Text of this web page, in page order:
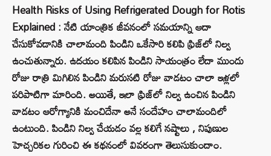
Health Risks of Using Refrigerated Dough for Rotis
Explained : నేటి యాంత్రిక జీవనంలో సమయాన్ని ఆదా
చేసుకోవడానికి చాలామంది పిండిని ఒకేసారి కలిపి ఫ్రిజ్‌లో నిల్వ
ఉంచుతున్నారు. ఉదయం కలిపిన పిండిని సాయంత్రం లేదా ముందు
రోజు రాత్రి మిగిలిన పిండిని మరుసటి రోజు వాడటం చాలా ఇళ్లలో
పరిపాటిగా మారింది. అయితే, ఇలా ఫ్రిజ్‌లో నిల్వ ఉంచిన పిండిని
వాడటం ఆరోగ్యానికి మంచిదేనా అనే సందేహం చాలామందిలో
ఉంటుంది. పిండిని నిల్వ చేయడం వల్ల కలిగే నష్టాలు , నిపుణుల
హెచ్చరికల గురించి ఈ కథనంలో వివరంగా తెలుసుకుందాం.